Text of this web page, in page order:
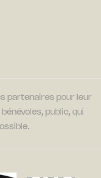
partenaires pour leur
public, qui